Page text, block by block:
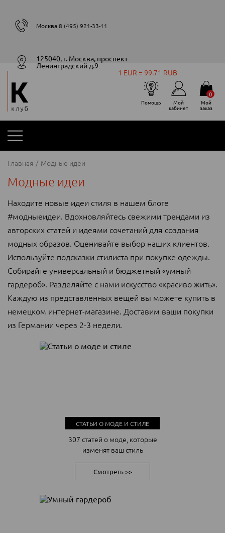
125040, г. Москва, проспект
Ленинградский д.9
Москва 8 (495) 921-33-11
1 EUR = 99.71 RUB
Помощь Мой
кабинет
Мой
заказ
0
Главная Модные идеи
Модные идеи
Находите новые идеи стиля в нашем блоге
#модныеидеи. Вдохновляйтесь свежими трендами из
авторских статей и идеями сочетаний для создания
модных образов. Оценивайте выбор наших клиентов.
Используйте подсказки стилиста при покупке одежды.
Собирайте универсальный и бюджетный «умный
гардероб». Разделяйте с нами искусство «красиво жить».
Каждую из представленных вещей вы можете купить в
немецком интернет-магазине. Доставим ваши покупки
из Германии через 2-3 недели.
СТАТЬИ О МОДЕ И СТИЛЕ
307 статей о моде, которые
изменят ваш стиль
Смотреть >>